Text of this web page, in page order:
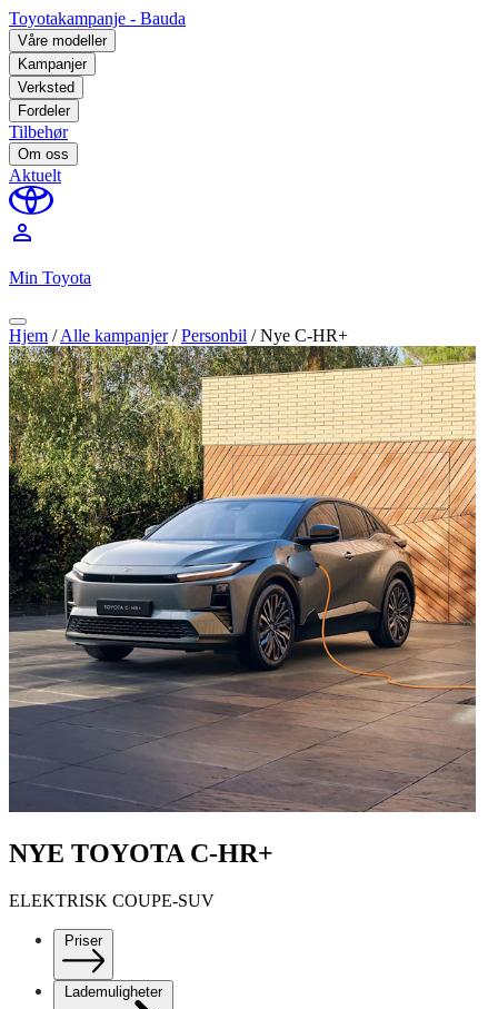
Toyotakampanje - Bauda
Våre modeller
Kampanjer
Verksted
Fordeler
Tilbehør
Om oss
Aktuelt
perm_identity
Min Toyota
Hjem /Alle kampanjer /Personbil /Nye C-HR+
NYE TOYOTA C-HR+
ELEKTRISK COUPE-SUV
Priser
Lademuligheter